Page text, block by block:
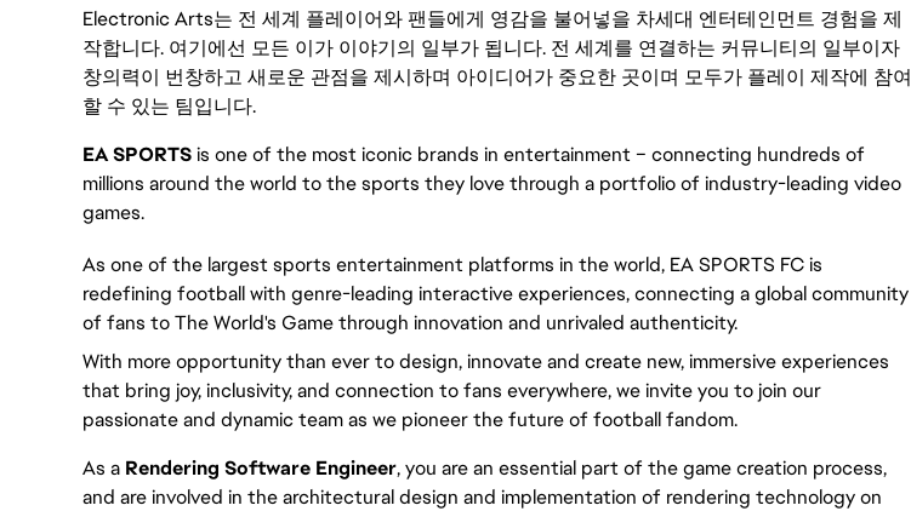
Electronic Arts는 전 세계 플레이어와 팬들에게 영감을 불어넣을 차세대 엔터테인먼트 경험을 제
작합니다. 여기에선 모든 이가 이야기의 일부가 됩니다. 전 세계를 연결하는 커뮤니티의 일부이자
창의력이 번창하고 새로운 관점을 제시하며 아이디어가 중요한 곳이며 모두가 플레이 제작에 참여
할 수 있는 팀입니다.
EA SPORTS is one of the most iconic brands in entertainment – connecting hundreds of
millions around the world to the sports they love through a portfolio of industry-leading video
games.
As one of the largest sports entertainment platforms in the world, EA SPORTS FC is
redefining football with genre-leading interactive experiences, connecting a global community
of fans to The World's Game through innovation and unrivaled authenticity.
With more opportunity than ever to design, innovate and create new, immersive experiences
that bring joy, inclusivity, and connection to fans everywhere, we invite you to join our
passionate and dynamic team as we pioneer the future of football fandom.
As a Rendering Software Engineer, you are an essential part of the game creation process,
and are involved in the architectural design and implementation of rendering technology on